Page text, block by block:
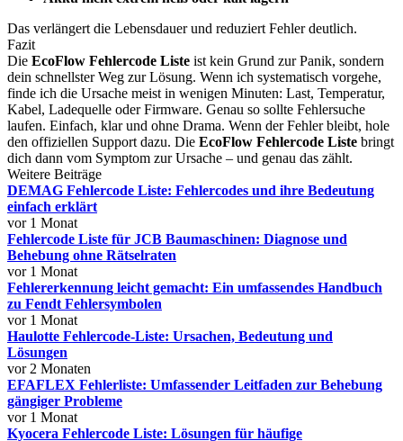
Das verlängert die Lebensdauer und reduziert Fehler deutlich.
Fazit
Die EcoFlow Fehlercode Liste ist kein Grund zur Panik, sondern
dein schnellster Weg zur Lösung. Wenn ich systematisch vorgehe,
finde ich die Ursache meist in wenigen Minuten: Last, Temperatur,
Kabel, Ladequelle oder Firmware. Genau so sollte Fehlersuche
laufen. Einfach, klar und ohne Drama. Wenn der Fehler bleibt, hole
den offiziellen Support dazu. Die EcoFlow Fehlercode Liste bringt
dich dann vom Symptom zur Ursache – und genau das zählt.
Weitere Beiträge
DEMAG Fehlercode Liste: Fehlercodes und ihre Bedeutung
einfach erklärt
vor 1 Monat
Fehlercode Liste für JCB Baumaschinen: Diagnose und
Behebung ohne Rätselraten
vor 1 Monat
Fehlererkennung leicht gemacht: Ein umfassendes Handbuch
zu Fendt Fehlersymbolen
vor 1 Monat
Haulotte Fehlercode-Liste: Ursachen, Bedeutung und
Lösungen
vor 2 Monaten
EFAFLEX Fehlerliste: Umfassender Leitfaden zur Behebung
gängiger Probleme
vor 1 Monat
Kyocera Fehlercode Liste: Lösungen für häufige